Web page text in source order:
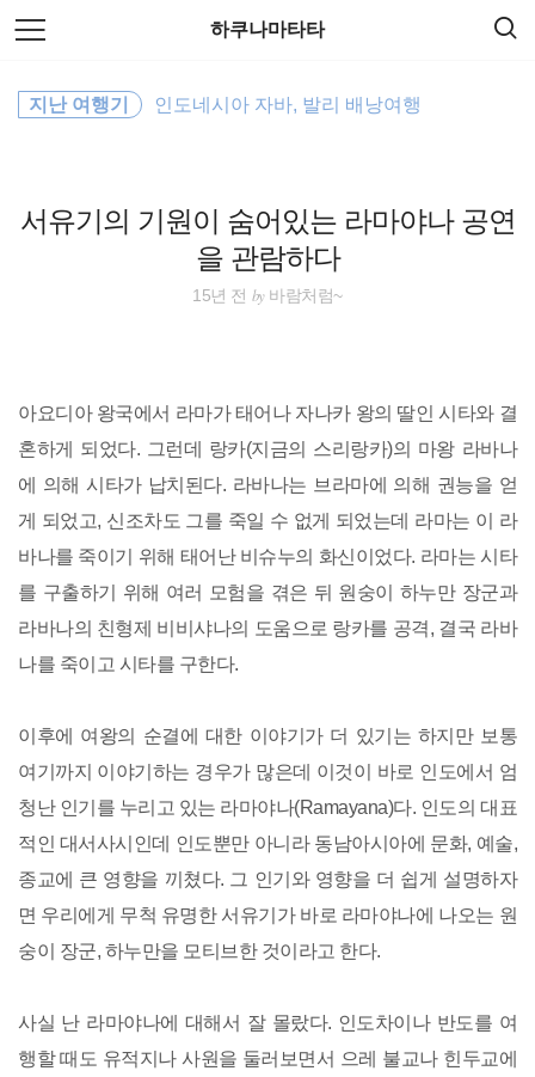
본
문
로
하쿠나마타타
서유기의 기원이 숨어있는 라마야나 공연
을 관람하다
지난 여행기 인도네시아 자바, 발리 배낭여행
15년 전 by바람처럼~
아요디아 왕국에서 라마가 태어나 자나카 왕의 딸인 시타와 결
혼하게 되었다. 그런데 랑카(지금의 스리랑카)의 마왕 라바나
에 의해 시타가 납치된다. 라바나는 브라마에 의해 권능을 얻
게 되었고, 신조차도 그를 죽일 수 없게 되었는데 라마는 이 라
바나를 죽이기 위해 태어난 비슈누의 화신이었다. 라마는 시타
를 구출하기 위해 여러 모험을 겪은 뒤 원숭이 하누만 장군과
라바나의 친형제 비비샤나의 도움으로 랑카를 공격, 결국 라바
나를 죽이고 시타를 구한다.
이후에 여왕의 순결에 대한 이야기가 더 있기는 하지만 보통
여기까지 이야기하는 경우가 많은데 이것이 바로 인도에서 엄
청난 인기를 누리고 있는 라마야나(Ramayana)다. 인도의 대표
적인 대서사시인데 인도뿐만 아니라 동남아시아에 문화, 예술,
종교에 큰 영향을 끼쳤다. 그 인기와 영향을 더 쉽게 설명하자
면 우리에게 무척 유명한 서유기가 바로 라마야나에 나오는 원
숭이 장군, 하누만을 모티브한 것이라고 한다.
사실 난 라마야나에 대해서 잘 몰랐다. 인도차이나 반도를 여
행할 때도 유적지나 사원을 둘러보면서 으레 불교나 힌두교에
색
바람처럼
일본
워킹홀리데이